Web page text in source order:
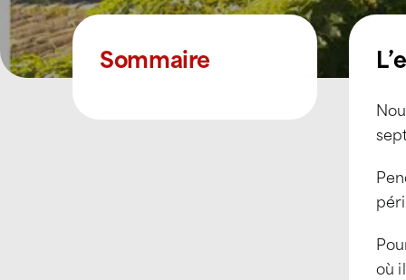
Sommaire
où